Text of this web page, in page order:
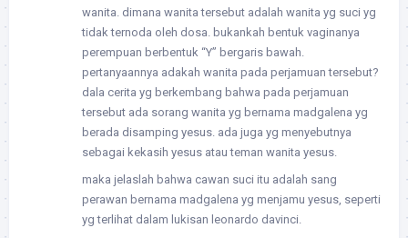
wanita. dimana wanita tersebut adalah wanita yg suci yg
tidak ternoda oleh dosa. bukankah bentuk vaginanya
perempuan berbentuk “Y” bergaris bawah.
pertanyaannya adakah wanita pada perjamuan tersebut?
dala cerita yg berkembang bahwa pada perjamuan
tersebut ada sorang wanita yg bernama madgalena yg
berada disamping yesus. ada juga yg menyebutnya
sebagai kekasih yesus atau teman wanita yesus.
maka jelaslah bahwa cawan suci itu adalah sang
perawan bernama madgalena yg menjamu yesus, seperti
yg terlihat dalam lukisan leonardo davinci.